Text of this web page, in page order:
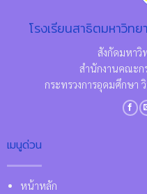
โรงเรียนสาธิตมหาวิท
สังกัดมหาวิ
สำนักงานคณะก
กระทรวงการอุดมศึกษา
เมนูด่วน
หน้าหลัก